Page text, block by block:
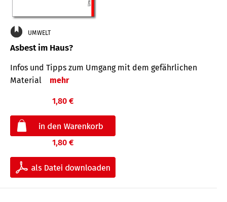
UMWELT
Asbest im Haus?
Infos und Tipps zum Um­gang mit dem ge­fähr­lichen
Mate­rial
mehr
1,80 €
1,80 €